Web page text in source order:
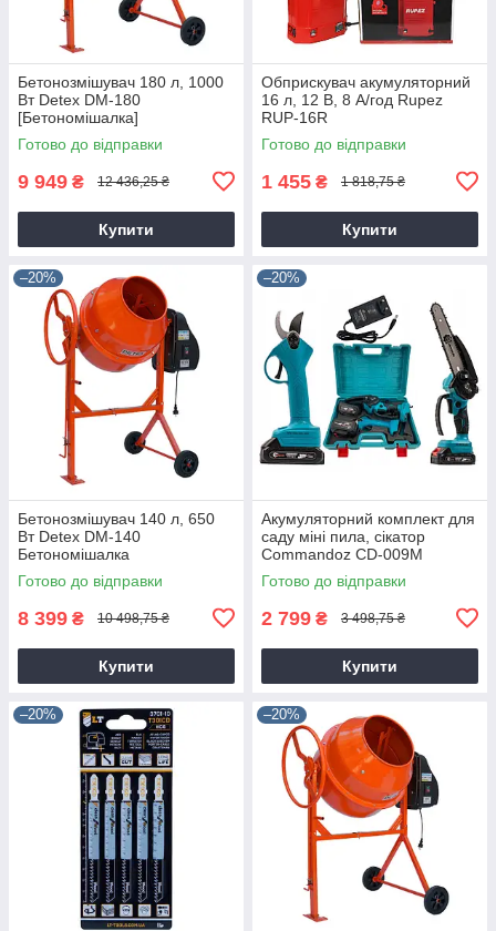
Бетонозмішувач 180 л, 1000
Вт Detex DM-180
[Бетономішалка]
Готово до відправки
9 949 ₴ 12 436,25 ₴
Купити
Обприскувач акумуляторний
16 л, 12 В, 8 А/год Rupez
RUP-16R
Готово до відправки
1 455 ₴ 1 818,75 ₴
Купити
–20%
Бетонозмішувач 140 л, 650
Вт Detex DM-140
Бетономішалка
Готово до відправки
8 399 ₴ 10 498,75 ₴
Купити
–20%
Акумуляторний комплект для
саду міні пила, сікатор
Commandoz CD-009M
Готово до відправки
2 799 ₴ 3 498,75 ₴
Купити
–20% –20%